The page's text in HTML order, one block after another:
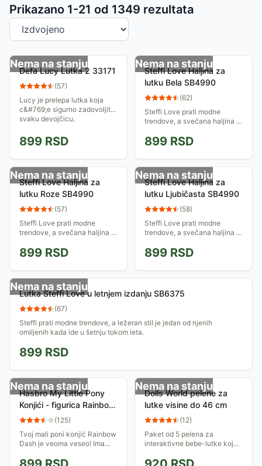
Prikazano 1-21 od 1349 rezultata
Sortiranje proizvoda
Nema na stanju
Defa Lucy Lutka 2 33171
(57)
Lucy je prelepa lutka koja
c&#769;e sigurno zadovoljiti
svaku devojčicu.
899 RSD
Nema na stanju
Steffi Love Haljina za
lutku Bela SB4990
(62)
Steffi Love prati modne
trendove, a svečana haljina je
odevnih predmeta.
899 RSD
Nema na stanju
Steffi Love Haljina za
lutku Roze SB4990
(57)
Steffi Love prati modne
trendove, a svečana haljina je
odevnih predmeta.
899 RSD
Nema na stanju
Steffi Love Haljina za
lutku Ljubičasta SB4990
(58)
Steffi Love prati modne
trendove, a svečana haljina je
odevnih predmeta.
899 RSD
Nema na stanju
Lutka Steffi Love u letnjem izdanju SB6375
(67)
Steffi prati modne trendove, a ležeran stil je jedan od njenih
omiljenih kada ide u šetnju tokom leta.
899 RSD
Nema na stanju
Hasbro My Little Pony
Konjići - figurica Rainbow
Dash A8268 A2360
(125)
Tvoj mali poni konjić Rainbow
Dash je veoma veseo! Ima
zelenim, žutim, plavim i
Nema na stanju
Dolls World pelene za
lutke visine do 46 cm
(12)
Paket od 5 pelena za
interaktivne bebe-lutke koje
bebe.